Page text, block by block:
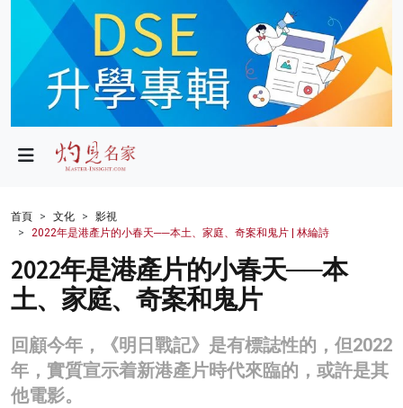
政局
財經
健康
商業
科技
影片
首頁 文化
影視
2022年是港產片的小春天──本土、家庭、奇案和鬼片 | 林綸詩
2022年是港產片的小春天──本
土、家庭、奇案和鬼片
回顧今年，《明日戰記》是有標誌性的，但2022
年，實質宣示着新港產片時代來臨的，或許是其
他電影。